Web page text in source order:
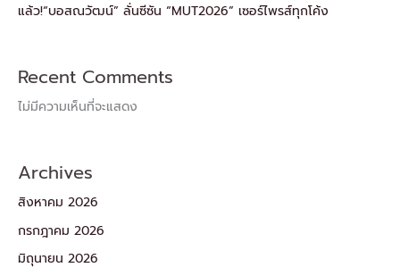
แล้ว!“บอสณวัฒน์” ลั่นซีซัน “MUT2026” เซอร์ไพรส์ทุกโค้ง
Recent Comments
ไม่มีความเห็นที่จะแสดง
Archives
สิงหาคม 2026
กรกฎาคม 2026
มิถุนายน 2026